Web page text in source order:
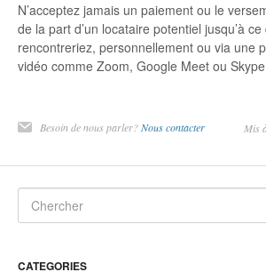
N’acceptez jamais un paiement ou le
de la part d’un locataire potentiel jusqu’à
rencontreriez, personnellement ou via une
vidéo comme Zoom, Google Meet ou
Besoin de nous parler?Nous contacter Mis
CATEGORIES